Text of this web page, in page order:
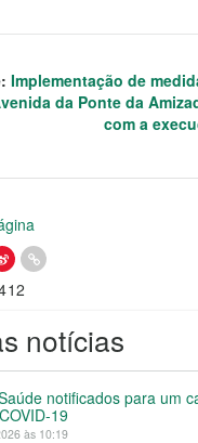
Implementação de
da Ponte da
com a
notícias
notificados para um
19
às 10:19